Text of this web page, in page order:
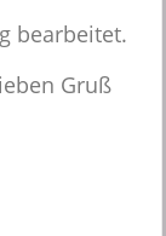
bearbeitet.
Gruß